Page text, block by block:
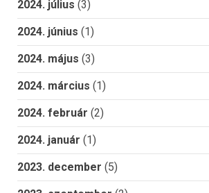
2024. július (3)
2024. június (1)
2024. május (3)
2024. március (1)
2024. február (2)
2024. január (1)
2023. december (5)